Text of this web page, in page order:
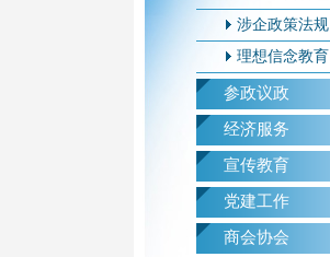
涉企政策法规
理想信念教育
参政议政
经济服务
宣传教育
党建工作
商会协会